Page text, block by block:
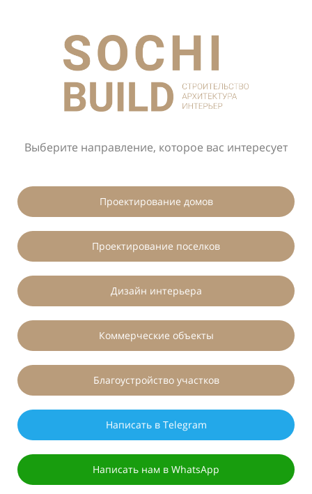
Выберите направление, которое вас интересует
Проектирование домов
Проектирование поселков
Дизайн интерьера
Коммерческие объекты
Благоустройство участков
Написать в Telegram
Написать нам в WhatsApp